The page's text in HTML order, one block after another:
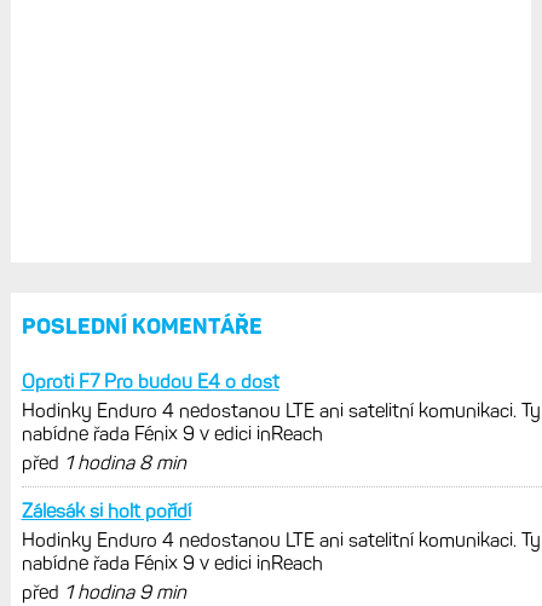
POSLEDNÍ KOMENTÁŘE
Oproti F7 Pro budou E4 o dost
Hodinky Enduro 4 nedostanou LTE ani satelitní komunikaci. Ty
nabídne řada Fénix 9 v edici inReach
před 1 hodina 8 min
Zálesák si holt pořídí
Hodinky Enduro 4 nedostanou LTE ani satelitní komunikaci. Ty
nabídne řada Fénix 9 v edici inReach
před 1 hodina 9 min